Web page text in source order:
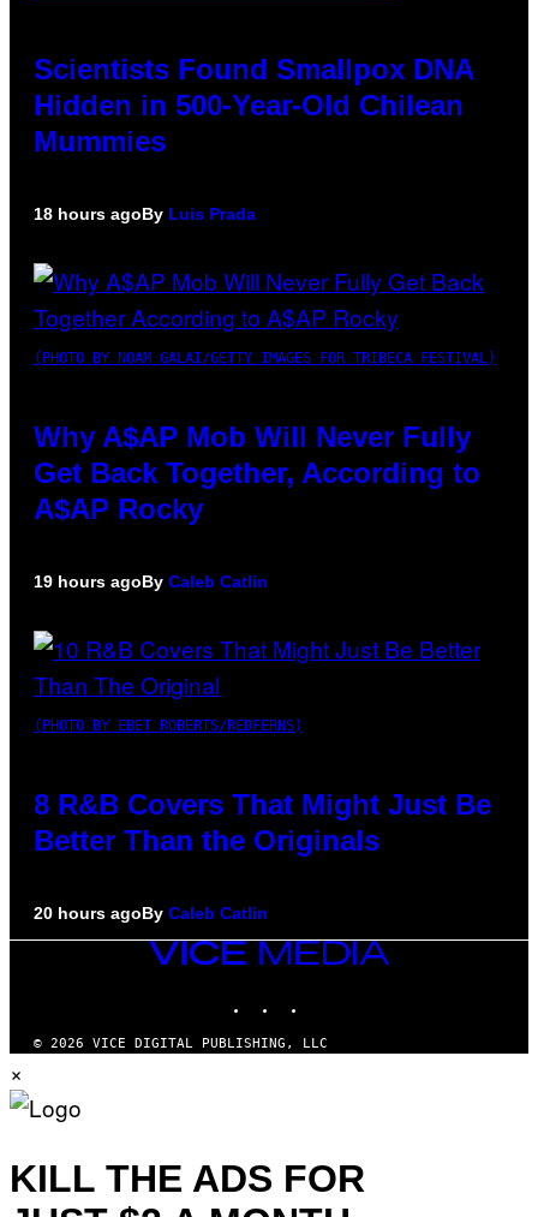
Scientists Found Smallpox DNA
Hidden in 500-Year-Old Chilean
Mummies
18 hours agoBy Luis Prada
(PHOTO BY NOAM GALAI/GETTY IMAGES FOR TRIBECA FESTIVAL)
Why A$AP Mob Will Never Fully
Get Back Together, According to
A$AP Rocky
19 hours agoBy Caleb Catlin
(PHOTO BY EBET ROBERTS/REDFERNS)
8 R&B Covers That Might Just Be
Better Than the Originals
20 hours agoBy Caleb Catlin
VICE
MEDIA
© 2026 VICE DIGITAL PUBLISHING, LLC
×
KILL THE ADS FOR